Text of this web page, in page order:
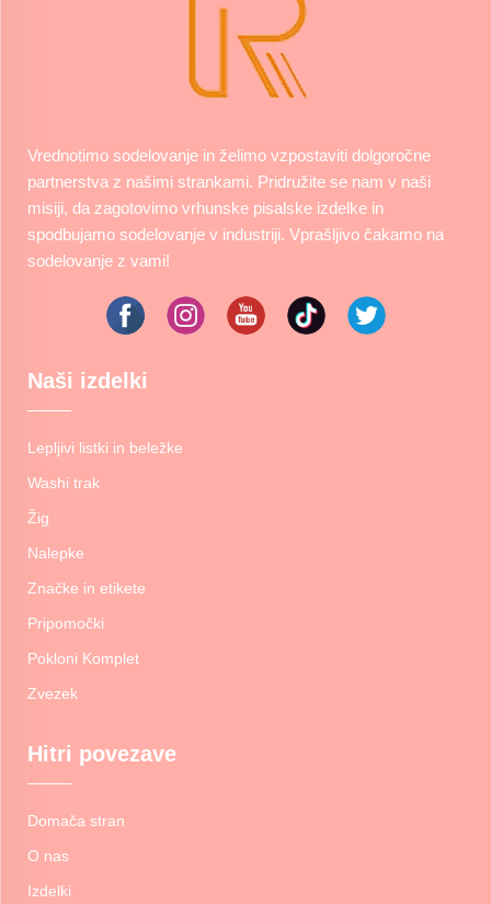
Vrednotimo sodelovanje in želimo vzpostaviti dolgoročne
partnerstva z našimi strankami. Pridružite se nam v naši
misiji, da zagotovimo vrhunske pisalske izdelke in
spodbujamo sodelovanje v industriji. Vprašljivo čakamo na
sodelovanje z vami!
Naši izdelki
Lepljivi listki in beležke
Washi trak
Žig
Nalepke
Značke in etikete
Pripomočki
Pokloni Komplet
Zvezek
Hitri povezave
Domača stran
O nas
Izdelki